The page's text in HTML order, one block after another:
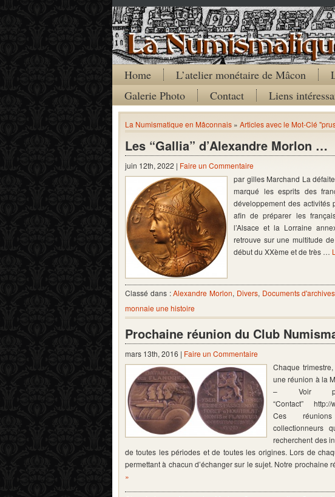
Home L’atelier monétaire de Mâcon
Galerie Photo
Contact Liens
La Numismatique en Mâconnais » Articles avec le Mot-Clé
Les “Gallia” d’Alexandre Morlon …
juin 12th, 2022 | Faire un Commentaire
par gilles Marchand La
marqué les esprits des
développement des activités
afin de préparer les
l’Alsace et la Lorraine
retrouve sur une multitude
début du XXème et de très …
Classé dans :Alexandre Morlon, Divers, Documents d'archives
monnaie une histoire
Prochaine réunion du Club
mars 13th, 2016 | Faire un Commentaire
Chaque
une réunion à la
– Voir
“Contact” http://
Ces
collectionneurs
recherchent des
de toutes les périodes et de toutes les origines. Lors de
permettant à chacun d’échanger sur le sujet. Notre prochaine
»